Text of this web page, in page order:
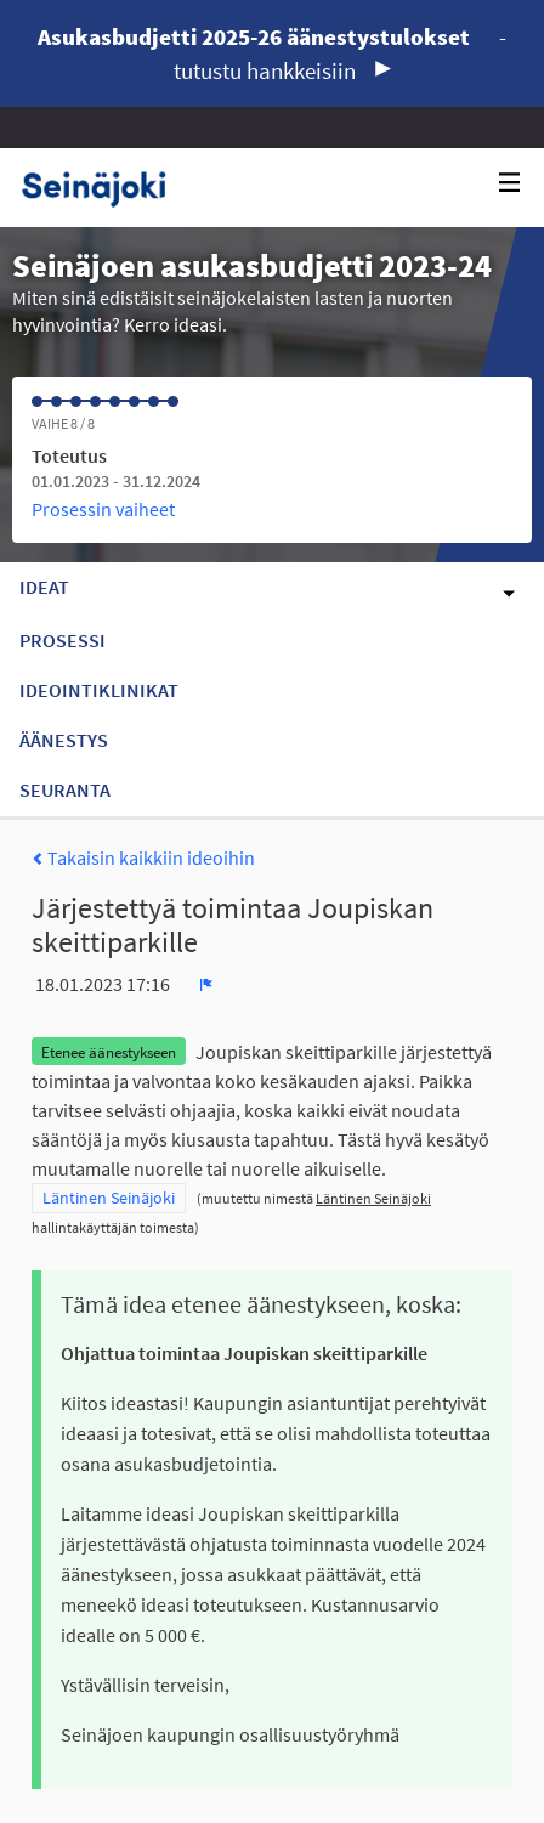
Asukasbudjetti 2025-26 äänestystulokset
-
tutustu hankkeisiin
Seinäjoen asukasbudjetti 2023-24
Miten sinä edistäisit seinäjokelaisten lasten ja nuorten
hyvinvointia? Kerro ideasi.
VAIHE 8 / 8
Toteutus
01.01.2023 - 31.12.2024
Prosessin vaiheet
IDEAT
PROSESSI
IDEOINTIKLINIKAT
ÄÄNESTYS
SEURANTA
Takaisin kaikkiin ideoihin
Järjestettyä toimintaa Joupiskan
skeittiparkille
18.01.2023 17:16
Etenee äänestykseen
Joupiskan skeittiparkille järjestettyä
toimintaa ja valvontaa koko kesäkauden ajaksi. Paikka
tarvitsee selvästi ohjaajia, koska kaikki eivät noudata
sääntöjä ja myös kiusausta tapahtuu. Tästä hyvä kesätyö
muutamalle nuorelle tai nuorelle aikuiselle.
Rajaa tulokset teeman mukaan: Läntinen Seinäjoki
Läntinen Seinäjoki (muutettu nimestä Läntinen Seinäjoki
hallintakäyttäjän toimesta)
Tämä idea etenee äänestykseen, koska:
Ohjattua toimintaa Joupiskan skeittiparkille
Kiitos ideastasi! Kaupungin asiantuntijat perehtyivät
ideaasi ja totesivat, että se olisi mahdollista toteuttaa
osana asukasbudjetointia.
Laitamme ideasi Joupiskan skeittiparkilla
järjestettävästä ohjatusta toiminnasta vuodelle 2024
äänestykseen, jossa asukkaat päättävät, että
meneekö ideasi toteutukseen. Kustannusarvio
idealle on 5 000 €.
Ystävällisin terveisin,
Seinäjoen kaupungin osallisuustyöryhmä